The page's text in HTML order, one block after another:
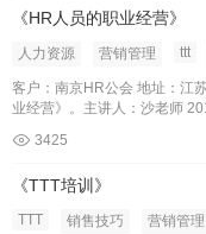
《HR人员的职业经营》
人力资源 营销管理 ttt
客户：南京HR公会 地址：江
业经营》。主讲人：沙老师
导师沙健老师为洋河中高层领
3425
《TTT培训》
TTT 销售技巧 营销管理